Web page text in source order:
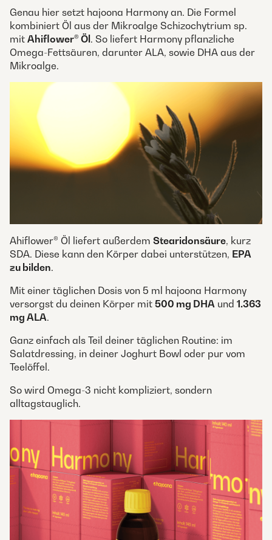
Genau hier setzt hajoona Harmony an. Die Formel
kombiniert Öl aus der Mikroalge Schizochytrium sp.
mit Ahiflower® Öl. So liefert Harmony pflanzliche
Omega-Fettsäuren, darunter ALA, sowie DHA aus der
Mikroalge.
Ahiflower® Öl liefert außerdem Stearidonsäure, kurz
SDA. Diese kann den Körper dabei unterstützen, EPA
zu bilden.
Mit einer täglichen Dosis von 5 ml hajoona Harmony
versorgst du deinen Körper mit 500 mg DHA und 1.363
mg ALA.
Ganz einfach als Teil deiner täglichen Routine: im
Salatdressing, in deiner Joghurt Bowl oder pur vom
Teelöffel.
So wird Omega-3 nicht kompliziert, sondern
alltagstauglich.